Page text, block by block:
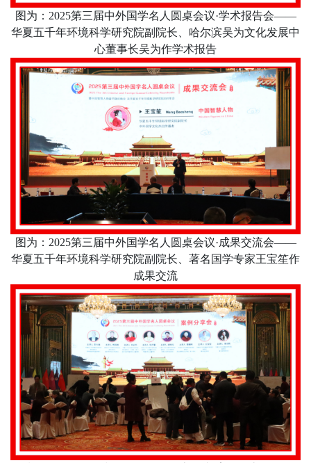
图为： 2025第三届中外国学名人圆桌会议·学术报告会——
华夏五千年环境科学研究院副院长、哈尔滨吴为文化发展中
心董事长吴为作学术报告
图为： 2025第三届中外国学名人圆桌会议·成果交流会——
华夏五千年环境科学研究院副院长、著名国学专家王宝笙作
成果交流